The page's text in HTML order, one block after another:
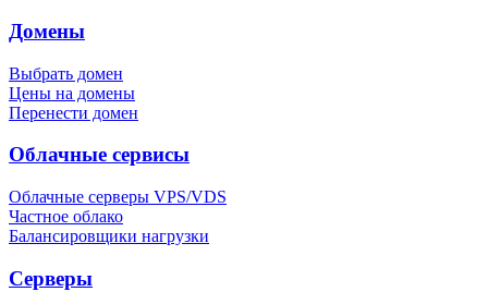
Домены
Выбрать домен
Цены на домены
Перенести домен
Облачные сервисы
Облачные серверы VPS/VDS
Частное облако
Балансировщики нагрузки
Серверы